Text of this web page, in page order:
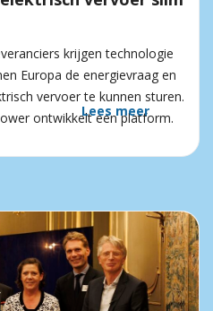
krijgen technologie
Europa de energievraag en
vervoer te kunnen sturen.
ontwikkelt een platform.
Lees meer